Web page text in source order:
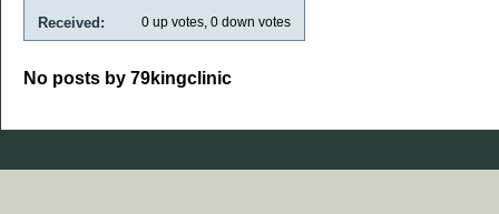
Received: 0 up votes, 0 down votes
No posts by 79kingclinic